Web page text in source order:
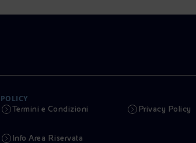
POLICY
Termini e Condizioni Privacy Policy
Info Area Riservata